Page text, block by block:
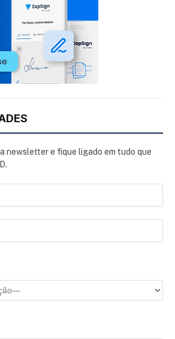
newsletter e fique ligado em tudo que